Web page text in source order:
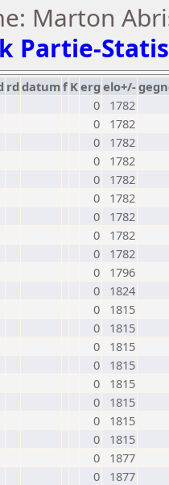
Marton
Partie-
rd datumf Kerg elo+/-
0
1782
0
1782
0
1782
0
1782
0
1782
0
1782
0
1782
0
1782
0
1782
0
1796
0
1824
0
1815
0
1815
0
1815
0
1815
0
1815
0
1815
0
1815
0
1815
0
1877
0
1877